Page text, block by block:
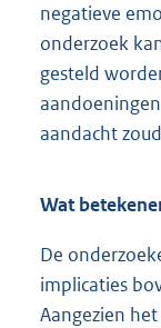
negatieve
onderzoek
gesteld
aandacht
Wat
De
implicaties
Aangezien